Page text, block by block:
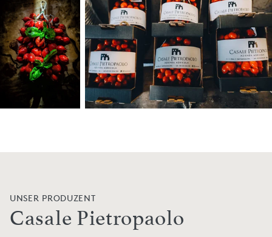
UNSER PRODUZENT
Casale Pietropaolo